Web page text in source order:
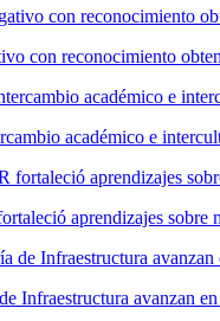
con reconocimiento
académico e
aprendizajes sobre
Infraestructura avanzan